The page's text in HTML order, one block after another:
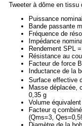
Tweeter à dôme en tissu
Puissance
Bande passante
Fréquence de
Impédance
Rendement SPL
Résistance au
Facteur de force
Inductance de la
Surface effective
Masse déplacée,
0,35 g
Volume équivalent
Facteur q
(Qms=3,